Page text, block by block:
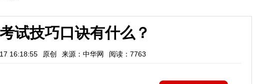
试技巧口诀有什么？
16:18:55 原创 来源：中华网 阅读：7763